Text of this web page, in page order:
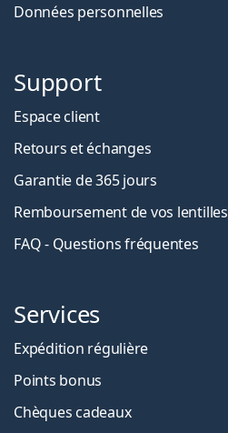
Données personnelles
Support
Espace client
Retours et échanges
Garantie de 365 jours
Remboursement de vos lentilles
FAQ - Questions fréquentes
Services
Expédition régulière
Points bonus
Chèques cadeaux